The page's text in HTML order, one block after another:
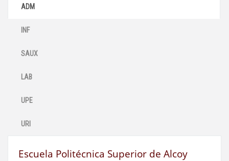
ADM
INF
SAUX
LAB
UPE
URI
Escuela Politécnica Superior de Alcoy